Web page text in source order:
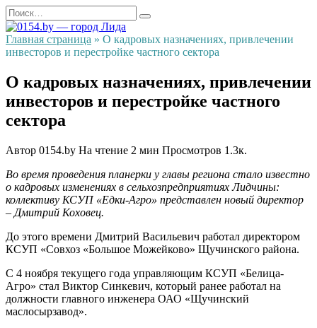
Перейти
к
содержанию
Search
for:
Главная страница » О кадровых назначениях, привлечении
инвесторов и перестройке частного сектора
О кадровых назначениях, привлечении
инвесторов и перестройке частного
сектора
Автор 0154.by На чтение 2 мин Просмотров 1.3к.
Во время проведения планерки у главы региона стало известно
о кадровых изменениях в сельхозпредприятиях Лидчины:
коллективу КСУП «Едки-Агро» представлен новый директор
– Дмитрий Коховец.
До этого времени Дмитрий Васильевич работал директором
КСУП «Совхоз «Большое Можейково» Щучинского района.
С 4 ноября текущего года управляющим КСУП «Белица-
Агро» стал Виктор Синкевич, который ранее работал на
должности главного инженера ОАО «Щучинский
маслосырзавод».